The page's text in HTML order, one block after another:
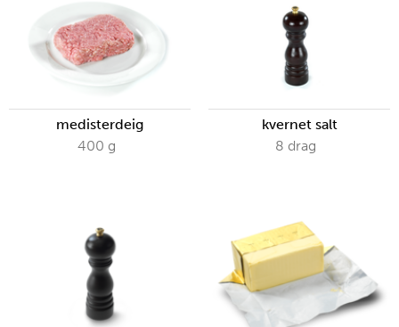
medisterdeig
400 g
kvernet salt
8 drag